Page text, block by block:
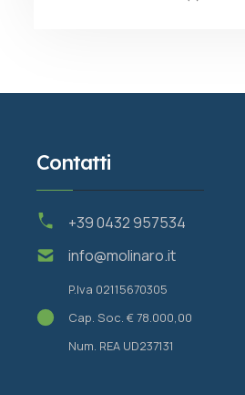
Contatti
+39 0432 957534
info@molinaro.it
P.Iva 02115670305
Cap. Soc. € 78.000,00
Num. REA UD237131